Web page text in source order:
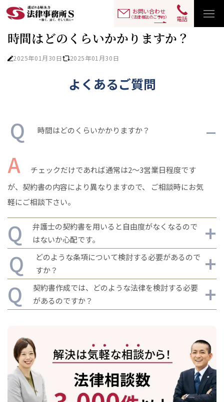
お問い合わせ
（法律相談のご予約） 電話
TOP Q&As 時間はどのくらいかかりますか？
時間はどのくらいかかりますか？
2025年01月30日 2025年01月30日
よくあるご質問
時間はどのくらいかかりますか？
チェックだけであれば通常は2～3営業日程度です
が、契約書の内容により異なりますので、 ご相談時にお気
軽にご相談下さい。
弁護士の契約書を用いると自由度がなくなるので
はないか心配です。
契約書はルールを定めるものです。問題が発生した
場合にルールに従って解決されるからこそ、将来の問題発
生時の状況を予測することができるようになるため、逆に
どのような条項について検討する必要があるので
すか？
検討を要する条項も契約類型ごとに異なりますが、
害賠償に関する条項はトラブルが多く、検討の必要があり
ます。
契約書作成では、どのような法律を検討する必要
があるのですか？
約書に適用される法律は分野ごとに大きく異なります。例
えば、建設業の下請契約の場合は建設業法、業務委託契約
には下請法、フランチャイズ契約の場合は独占禁止法、と
いった具合です。